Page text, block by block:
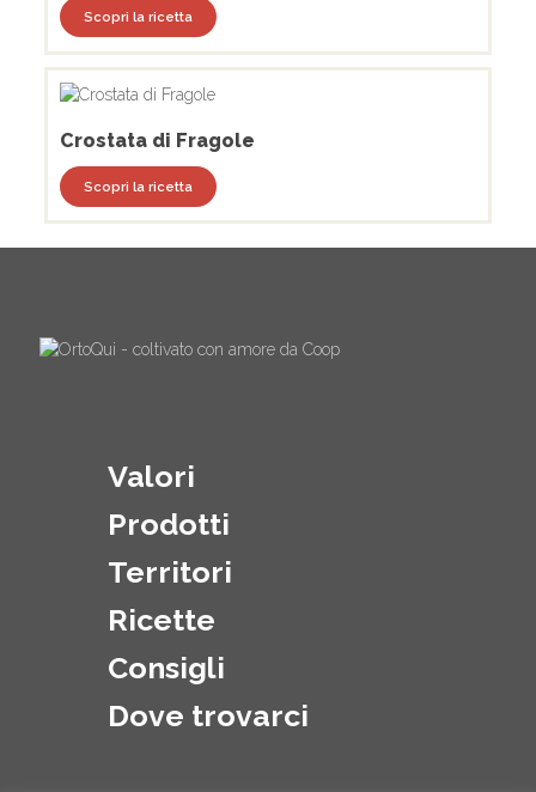
Scopri la ricetta
Crostata di Fragole
Scopri la ricetta
Valori
Prodotti
Territori
Ricette
Consigli
Dove trovarci